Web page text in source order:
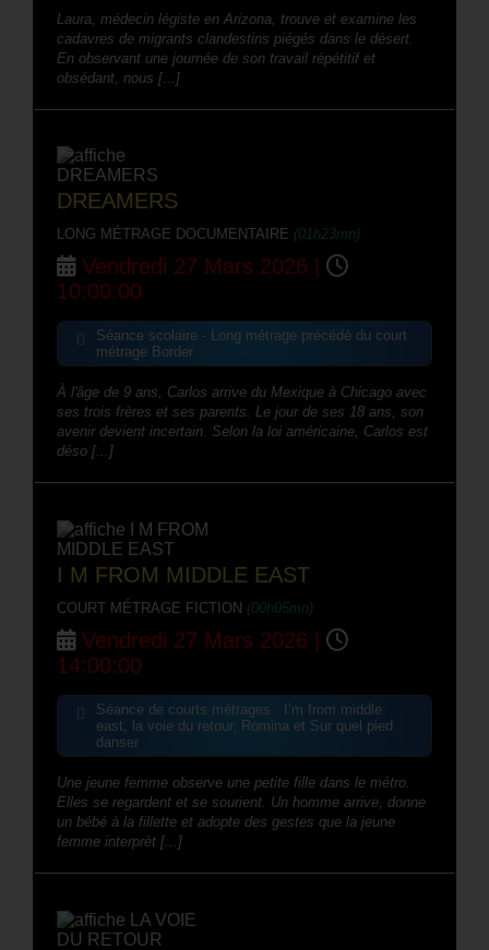
Laura, médecin légiste en Arizona, trouve et examine les
cadavres de migrants clandestins piégés dans le désert.
En observant une journée de son travail répétitif et
obsédant, nous [...]
DREAMERS
LONG MÉTRAGE DOCUMENTAIRE (01h23mn)
Vendredi 27 Mars 2026 |
10:00:00
Séance scolaire - Long métrage précédé du court
métrage Border
À l'âge de 9 ans, Carlos arrive du Mexique à Chicago avec
ses trois frères et ses parents. Le jour de ses 18 ans, son
avenir devient incertain. Selon la loi américaine, Carlos est
déso [...]
I M FROM MIDDLE EAST
COURT MÉTRAGE FICTION (00h05mn)
Vendredi 27 Mars 2026 |
14:00:00
Séance de courts métrages : I’m from middle
east, la voie du retour, Romina et Sur quel pied
danser
Une jeune femme observe une petite fille dans le métro.
Elles se regardent et se sourient. Un homme arrive, donne
un bébé à la fillette et adopte des gestes que la jeune
femme interprèt [...]